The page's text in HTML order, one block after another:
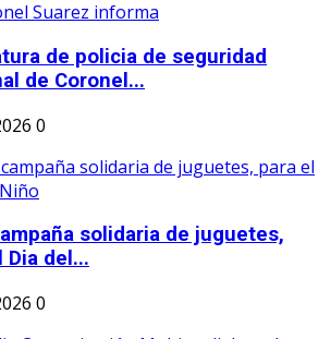
de policia de seguridad
de Coronel...
0
solidaria de juguetes,
Dia del...
0